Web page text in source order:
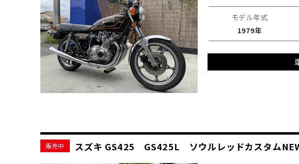
モデル年式
1979年
販売中 スズキ GS425 GS425L ソウルレッドカスタム